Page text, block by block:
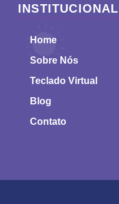
INSTITUCIONAL
Home
Sobre Nós
Teclado Virtual
Blog
Contato